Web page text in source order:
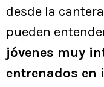
desde la
pueden
jóvenes muy
entrenados en